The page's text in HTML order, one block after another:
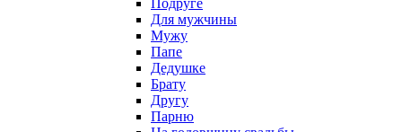
Подруге
Для мужчины
Мужу
Папе
Дедушке
Брату
Другу
Парню